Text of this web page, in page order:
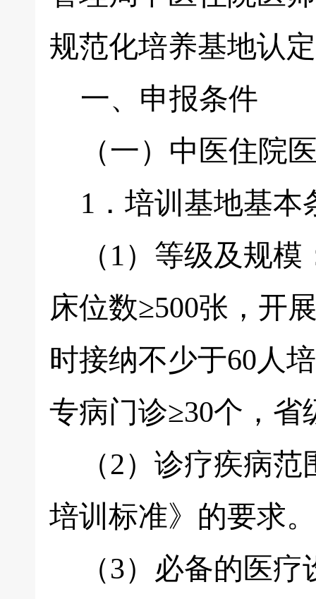
规范化培养基地认
一、申报条件
（一）中医住院
1．培训基地基本
（1）等级及规模
床位数≥500张，开
时接纳不少于60人
专病门诊≥30个，
（2）诊疗疾病范
培训标准》的要求。
（3）必备的医疗